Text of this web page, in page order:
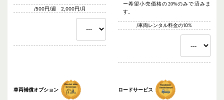
/500円/週 2,000円/月
ー希望小売価格の20%のみで済みま
す。
/車両レンタル料金の10%
車両補償オプション ロードサービス